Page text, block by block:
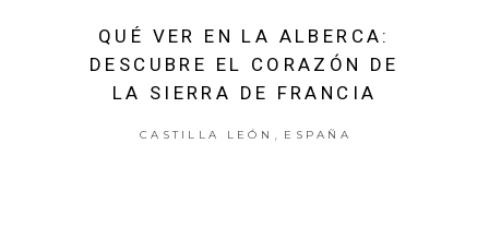
QUÉ VER EN LA ALBERCA:
DESCUBRE EL CORAZÓN DE
LA SIERRA DE FRANCIA
CASTILLA LEÓN , ESPAÑA